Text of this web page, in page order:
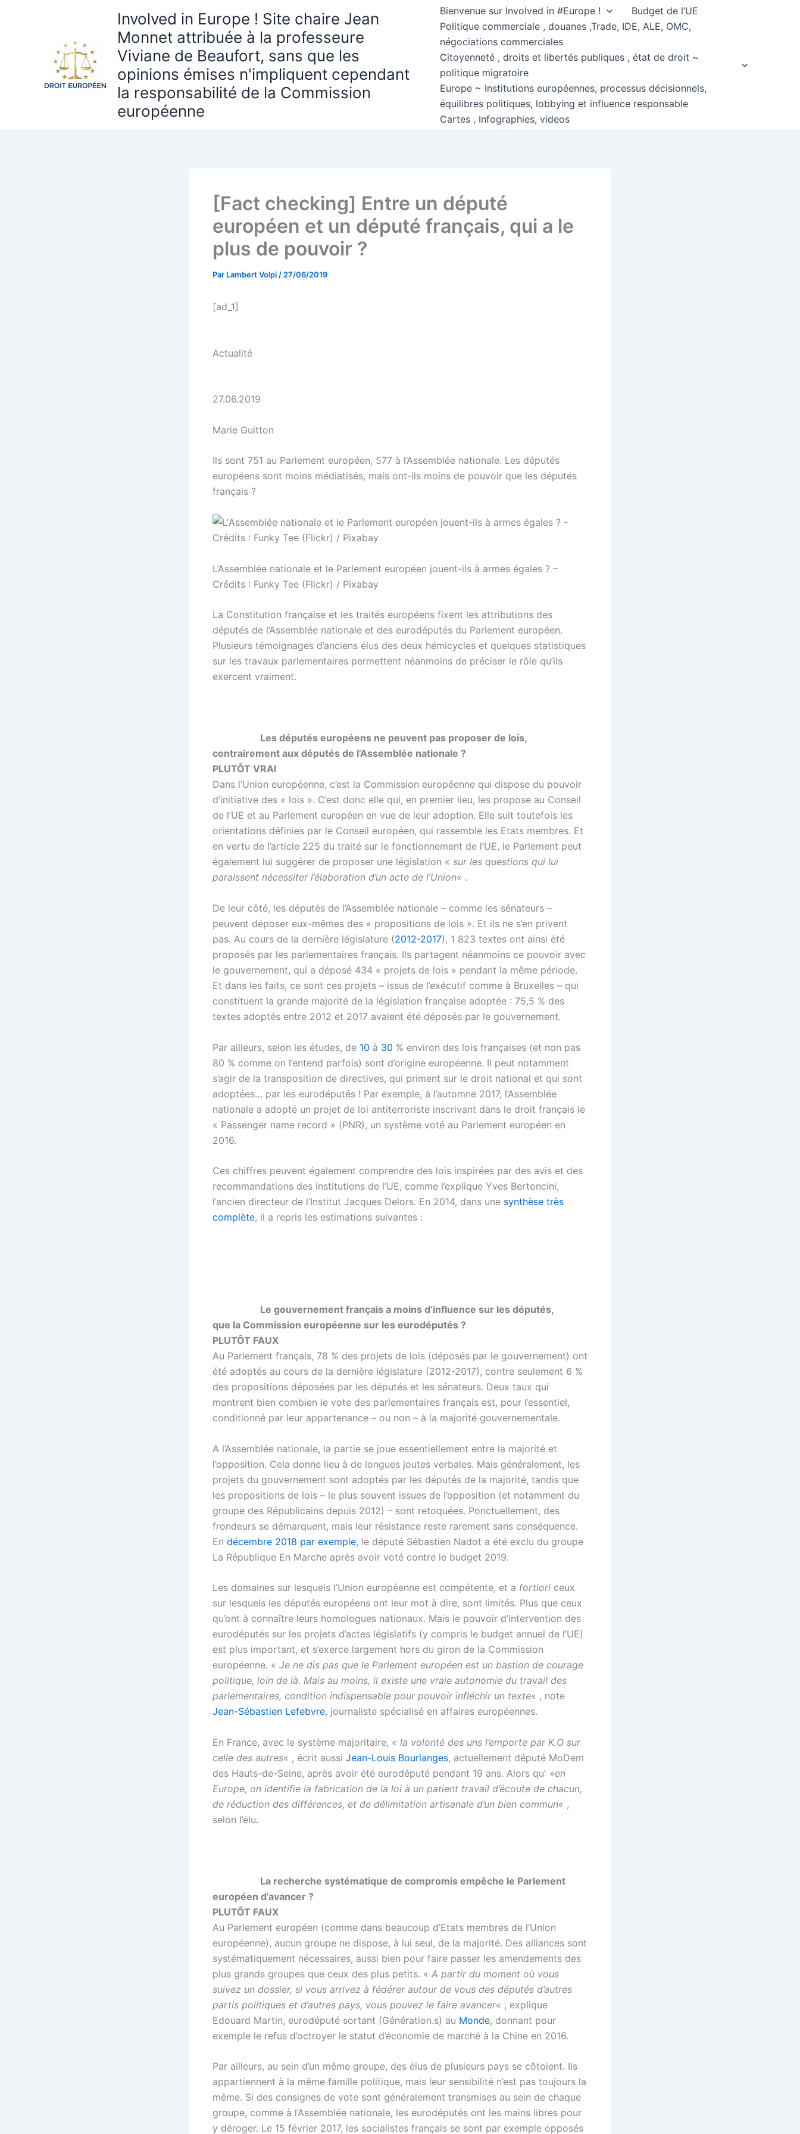
Involved in Europe ! Site chaire Jean
Monnet attribuée à la professeure
Viviane de Beaufort, sans que les
opinions émises n'impliquent cependant
la responsabilité de la Commission
européenne
Bienvenue sur Involved in #Europe !
Budget de l’UE
Politique commerciale , douanes ,Trade, IDE, ALE, OMC,
négociations commerciales
Citoyenneté , droits et libertés publiques , état de droit ~
politique migratoire
Europe ~ Institutions européennes, processus décisionnels,
équilibres politiques, lobbying et influence responsable
Cartes , Infographies, videos
[Fact checking] Entre un député
européen et un député français, qui a le
plus de pouvoir ?
Par Lambert Volpi / 27/06/2019
[ad_1]
Actualité
27.06.2019
Marie Guitton
Ils sont 751 au Parlement européen, 577 à l’Assemblée nationale. Les députés
européens sont moins médiatisés, mais ont-ils moins de pouvoir que les députés
français ?
L’Assemblée nationale et le Parlement européen jouent-ils à armes égales ? –
Crédits : Funky Tee (Flickr) / Pixabay
La Constitution française et les traités européens fixent les attributions des
députés de l’Assemblée nationale et des eurodéputés du Parlement européen.
Plusieurs témoignages d’anciens élus des deux hémicycles et quelques statistiques
sur les travaux parlementaires permettent néanmoins de préciser le rôle qu’ils
exercent vraiment.
Les députés européens ne peuvent pas proposer de lois,
contrairement aux députés de l’Assemblée nationale ?
PLUTÔT VRAI
Dans l’Union européenne, c’est la Commission européenne qui dispose du pouvoir
d’initiative des « lois ». C’est donc elle qui, en premier lieu, les propose au Conseil
de l’UE et au Parlement européen en vue de leur adoption. Elle suit toutefois les
orientations définies par le Conseil européen, qui rassemble les Etats membres. Et
en vertu de l’article 225 du traité sur le fonctionnement de l’UE, le Parlement peut
également lui suggérer de proposer une législation « sur les questions qui lui
paraissent nécessiter l’élaboration d’un acte de l’Union« .
De leur côté, les députés de l’Assemblée nationale – comme les sénateurs –
peuvent déposer eux-mêmes des « propositions de lois ». Et ils ne s’en privent
pas. Au cours de la dernière législature (2012-2017), 1 823 textes ont ainsi été
proposés par les parlementaires français. Ils partagent néanmoins ce pouvoir avec
le gouvernement, qui a déposé 434 « projets de lois » pendant la même période.
Et dans les faits, ce sont ces projets – issus de l’exécutif comme à Bruxelles – qui
constituent la grande majorité de la législation française adoptée : 75,5 % des
textes adoptés entre 2012 et 2017 avaient été déposés par le gouvernement.
Par ailleurs, selon les études, de 10 à 30 % environ des lois françaises (et non pas
80 % comme on l’entend parfois) sont d’origine européenne. Il peut notamment
s’agir de la transposition de directives, qui priment sur le droit national et qui sont
adoptées… par les eurodéputés ! Par exemple, à l’automne 2017, l’Assemblée
nationale a adopté un projet de loi antiterroriste inscrivant dans le droit français le
« Passenger name record » (PNR), un système voté au Parlement européen en
2016.
Ces chiffres peuvent également comprendre des lois inspirées par des avis et des
recommandations des institutions de l’UE, comme l’explique Yves Bertoncini,
l’ancien directeur de l’Institut Jacques Delors. En 2014, dans une synthèse très
complète, il a repris les estimations suivantes :
Le gouvernement français a moins d’influence sur les députés,
que la Commission européenne sur les eurodéputés ?
PLUTÔT FAUX
Au Parlement français, 78 % des projets de lois (déposés par le gouvernement) ont
été adoptés au cours de la dernière législature (2012-2017), contre seulement 6 %
des propositions déposées par les députés et les sénateurs. Deux taux qui
montrent bien combien le vote des parlementaires français est, pour l’essentiel,
conditionné par leur appartenance – ou non – à la majorité gouvernementale.
A l’Assemblée nationale, la partie se joue essentiellement entre la majorité et
l’opposition. Cela donne lieu à de longues joutes verbales. Mais généralement, les
projets du gouvernement sont adoptés par les députés de la majorité, tandis que
les propositions de lois – le plus souvent issues de l’opposition (et notamment du
groupe des Républicains depuis 2012) – sont retoquées. Ponctuellement, des
frondeurs se démarquent, mais leur résistance reste rarement sans conséquence.
En décembre 2018 par exemple, le député Sébastien Nadot a été exclu du groupe
La République En Marche après avoir voté contre le budget 2019.
Les domaines sur lesquels l’Union européenne est compétente, et a fortiori ceux
sur lesquels les députés européens ont leur mot à dire, sont limités. Plus que ceux
qu’ont à connaître leurs homologues nationaux. Mais le pouvoir d’intervention des
eurodéputés sur les projets d’actes législatifs (y compris le budget annuel de l’UE)
est plus important, et s’exerce largement hors du giron de la Commission
européenne. « Je ne dis pas que le Parlement européen est un bastion de courage
politique, loin de là. Mais au moins, il existe une vraie autonomie du travail des
parlementaires, condition indispensable pour pouvoir infléchir un texte« , note
Jean-Sébastien Lefebvre, journaliste spécialisé en affaires européennes.
En France, avec le système majoritaire, « la volonté des uns l’emporte par K.O sur
celle des autres« , écrit aussi Jean-Louis Bourlanges, actuellement député MoDem
des Hauts-de-Seine, après avoir été eurodéputé pendant 19 ans. Alors qu' »en
Europe, on identifie la fabrication de la loi à un patient travail d’écoute de chacun,
de réduction des différences, et de délimitation artisanale d’un bien commun« ,
selon l’élu.
La recherche systématique de compromis empêche le Parlement
européen d’avancer ?
PLUTÔT FAUX
Au Parlement européen (comme dans beaucoup d’Etats membres de l’Union
européenne), aucun groupe ne dispose, à lui seul, de la majorité. Des alliances sont
systématiquement nécessaires, aussi bien pour faire passer les amendements des
plus grands groupes que ceux des plus petits. « A partir du moment où vous
suivez un dossier, si vous arrivez à fédérer autour de vous des députés d’autres
partis politiques et d’autres pays, vous pouvez le faire avancer« , explique
Edouard Martin, eurodéputé sortant (Génération.s) au Monde, donnant pour
exemple le refus d’octroyer le statut d’économie de marché à la Chine en 2016.
Par ailleurs, au sein d’un même groupe, des élus de plusieurs pays se côtoient. Ils
appartiennent à la même famille politique, mais leur sensibilité n’est pas toujours la
même. Si des consignes de vote sont généralement transmises au sein de chaque
groupe, comme à l’Assemblée nationale, les eurodéputés ont les mains libres pour
y déroger. Le 15 février 2017, les socialistes français se sont par exemple opposés